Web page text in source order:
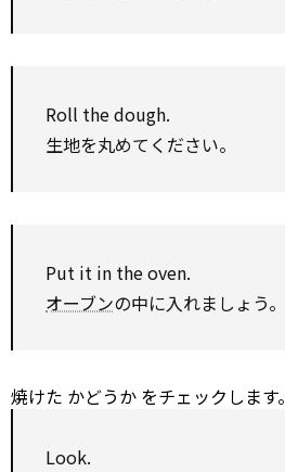
Roll the dough.
生地を丸めてください。
Put it in the oven.
オーブンの中に入れましょう。
焼けた かどうか をチェックします。
Look.